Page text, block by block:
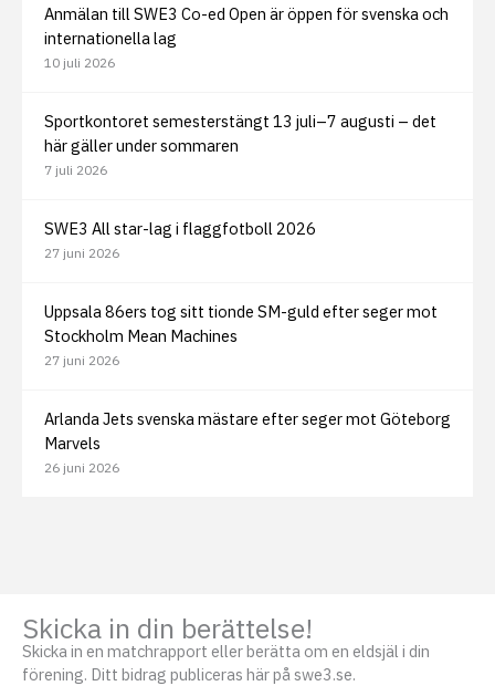
Anmälan till SWE3 Co-ed Open är öppen för svenska och
internationella lag
10 juli 2026
Sportkontoret semesterstängt 13 juli–7 augusti – det
här gäller under sommaren
7 juli 2026
SWE3 All star-lag i flaggfotboll 2026
27 juni 2026
Uppsala 86ers tog sitt tionde SM-guld efter seger mot
Stockholm Mean Machines
27 juni 2026
Arlanda Jets svenska mästare efter seger mot Göteborg
Marvels
26 juni 2026
Skicka in din berättelse!
Skicka in en matchrapport eller berätta om en eldsjäl i din
förening. Ditt bidrag publiceras här på swe3.se.